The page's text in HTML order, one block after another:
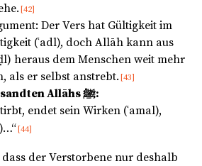
[42]
Der Vers hat Gültigkeit im
(ʿadl), doch Allāh kann aus
heraus dem Menschen weit mehr
als er selbst anstrebt. [43]
Das Wort des Gesandten Allāhs ﷺ:
endet sein Wirken (ʿamal),
[44]
der Verstorbene nur deshalb